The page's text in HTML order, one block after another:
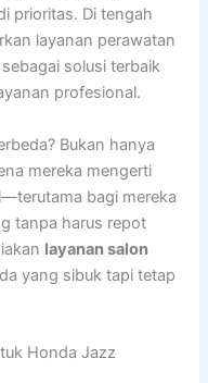
prioritas. Di tengah
layanan perawatan
solusi terbaik
profesional.
Bukan hanya
mereka mengerti
bagi mereka
tanpa harus repot
layanan salon
yang sibuk tapi tetap
Honda Jazz